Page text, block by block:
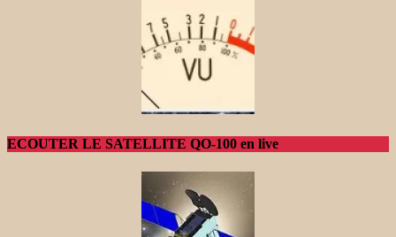
ECOUTER LE SATELLITE QO-100 en live